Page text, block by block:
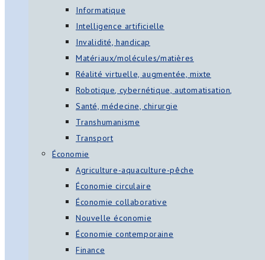
Informatique
Intelligence artificielle
Invalidité, handicap
Matériaux/molécules/matières
Réalité virtuelle, augmentée, mixte
Robotique, cybernétique, automatisation,
Santé, médecine, chirurgie
Transhumanisme
Transport
Économie
Agriculture-aquaculture-pêche
Économie circulaire
Économie collaborative
Nouvelle économie
Économie contemporaine
Finance